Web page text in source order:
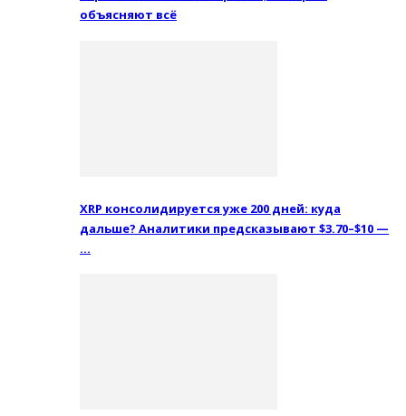
объясняют всё
XRP консолидируется уже 200 дней: куда
дальше? Аналитики предсказывают $3.70–$10 —
…